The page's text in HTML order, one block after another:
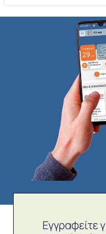
Εγγραφείτε